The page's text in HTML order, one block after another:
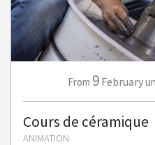
From 9 February
Cours de céramique
ANIMATION